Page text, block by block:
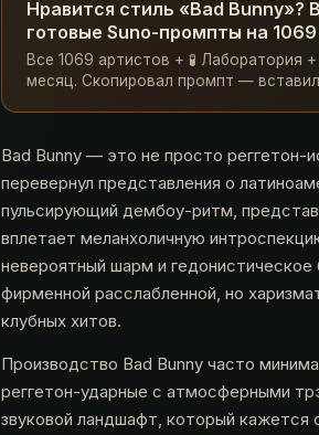
Нравится стиль «Bad Bunny»?
готовые Suno-промпты на
Все 1069 артистов + 🧪 Лаборатория
месяц. Скопировал промпт —
Bad Bunny — это не просто реггетон-
перевернул представления о
пульсирующий дембоу-ритм,
вплетает меланхоличную
невероятный шарм и гедонистическое
фирменной расслабленной, но
клубных хитов.
Производство Bad Bunny часто
реггетон-ударные с атмосферными
звуковой ландшафт, который